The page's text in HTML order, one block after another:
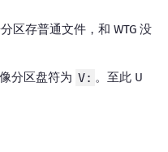
区存普通文件，和 WTG 没
分区盘符为 V: 。至此 U